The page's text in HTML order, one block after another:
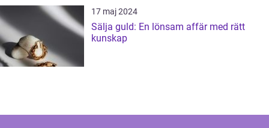
17 maj 2024
Sälja guld: En lönsam affär med rätt
kunskap